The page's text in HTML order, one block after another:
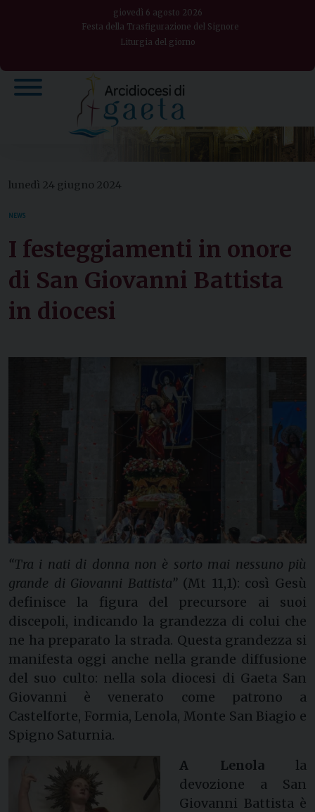
giovedì 6 agosto 2026
Festa della Trasfigurazione del Signore
Liturgia del giorno
lunedì 24 giugno 2024
NEWS
I festeggiamenti in onore
di San Giovanni Battista
in diocesi
“Tra i nati di donna non è sorto mai nessuno più
grande di Giovanni Battista” (Mt 11,1): così Gesù
definisce la figura del precursore ai suoi
discepoli, indicando la grandezza di colui che
ne ha preparato la strada. Questa grandezza si
manifesta oggi anche nella grande diffusione
del suo culto: nella sola diocesi di Gaeta San
Giovanni è venerato come patrono a
Castelforte, Formia, Lenola, Monte San Biagio e
Spigno Saturnia.
A Lenolala
devozione a San
Giovanni Battista è